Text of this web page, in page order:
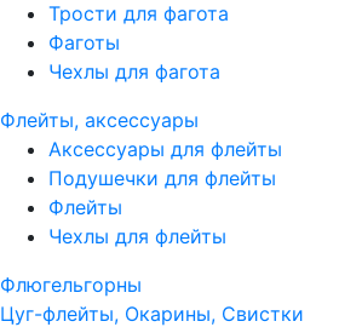
Трости для фагота
Фаготы
Чехлы для фагота
Флейты, аксессуары
Аксессуары для флейты
Подушечки для флейты
Флейты
Чехлы для флейты
Флюгельгорны
Цуг-флейты, Окарины, Свистки